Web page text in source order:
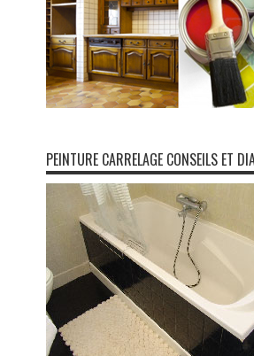
PEINTURE CARRELAGE CONSEILS ET